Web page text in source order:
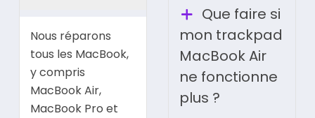
Nous réparons
tous les MacBook,
y compris
MacBook Air,
MacBook Pro et
Que faire si
mon trackpad
MacBook Air
ne fonctionne
plus ?